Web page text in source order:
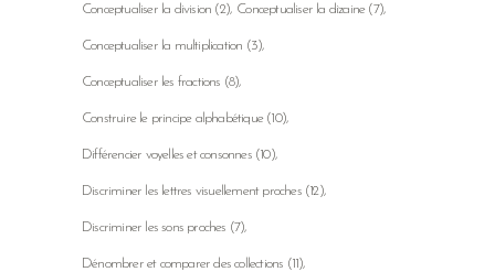
Conceptualiser la division (2) Conceptualiser la dizaine(7)
Conceptualiser la multiplication (3)
Conceptualiser les fractions (8)
Construire le principe alphabétique(10)
Différencier voyelles et consonnes(10)
Discriminer les lettres visuellement proches(12)
Discriminer les sons proches (7)
Dénombrer et comparer des collections (11)